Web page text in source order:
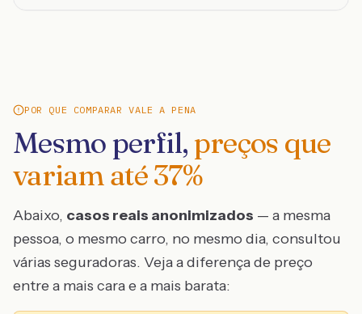
POR QUE COMPARAR VALE A PENA
Mesmo perfil, preços que
variam até37%
Abaixo, casos reais anonimizados — a mesma
pessoa, o mesmo carro, no mesmo dia, consultou
várias seguradoras. Veja a diferença de preço
entre a mais cara e a mais barata: